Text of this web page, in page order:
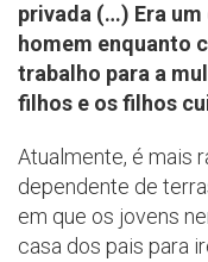
privada (…) Era
homem enquanto
trabalho para a
filhos e os filhos
Atualmente, é mais
dependente de
em que os jovens
casa dos pais para